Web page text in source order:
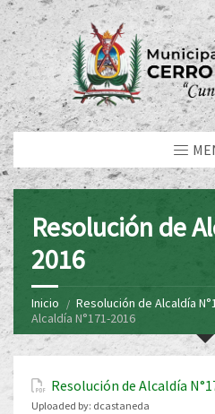
Resolución de
2016
Inicio Resolución de Alcaldía
Alcaldía N°171-2016
Resolución de Alcaldía
Uploaded by: dcastaneda